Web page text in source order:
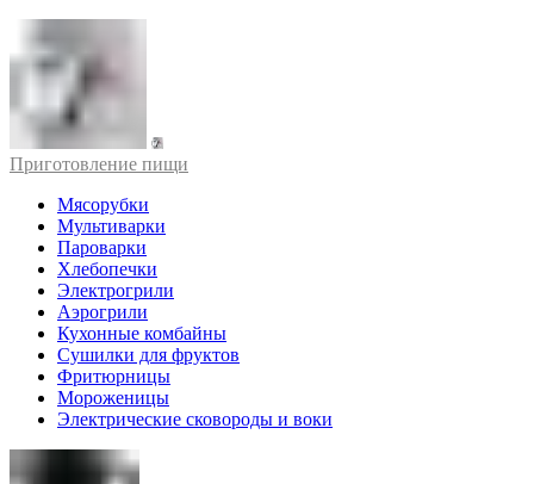
Приготовление пищи
Мясорубки
Мультиварки
Пароварки
Хлебопечки
Электрогрили
Аэрогрили
Кухонные комбайны
Сушилки для фруктов
Фритюрницы
Мороженицы
Электрические сковороды и воки